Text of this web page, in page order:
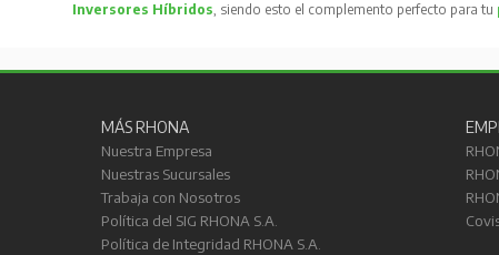
Inversores Híbridos, siendo esto el complemento perfecto para tu
MÁS RHONA
Nuestra Empresa
Nuestras Sucursales
Trabaja con Nosotros
Política del SIG RHONA S.A.
Política de Integridad RHONA S.A.